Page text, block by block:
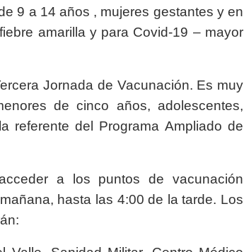
9 a 14 años , mujeres gestantes y en
amarilla y para Covid-19 – mayor
Jornada de Vacunación. Es muy
de cinco años, adolescentes,
referente del Programa Ampliado de
a los puntos de vacunación
hasta las 4:00 de la tarde. Los